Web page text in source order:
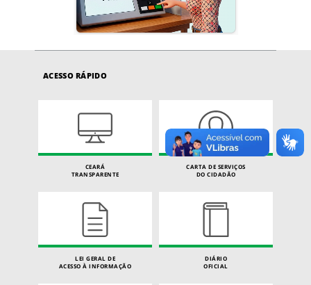
ACESSO RÁPIDO
CEARÁ
TRANSPARENTE
CARTA DE SERVIÇOS
DO CIDADÃO
LEI GERAL DE
ACESSO À INFORMAÇÃO
DIÁRIO
OFICIAL